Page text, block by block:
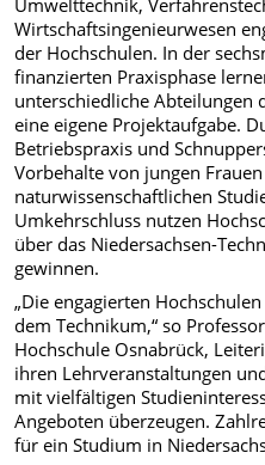
Wirtschaftsingenieurwesen
der Hochschulen. In der
finanzierten Praxisphase
unterschiedliche Abteilungen
eine eigene Projektaufgabe.
Betriebspraxis und
Vorbehalte von jungen
naturwissenschaftlichen
Umkehrschluss nutzen
über das Niedersachsen-
gewinnen.
„Die engagierten
dem Technikum,“ so
Hochschule Osnabrück,
ihren Lehrveranstaltungen
mit vielfältigen
Angeboten überzeugen.
für ein Studium in